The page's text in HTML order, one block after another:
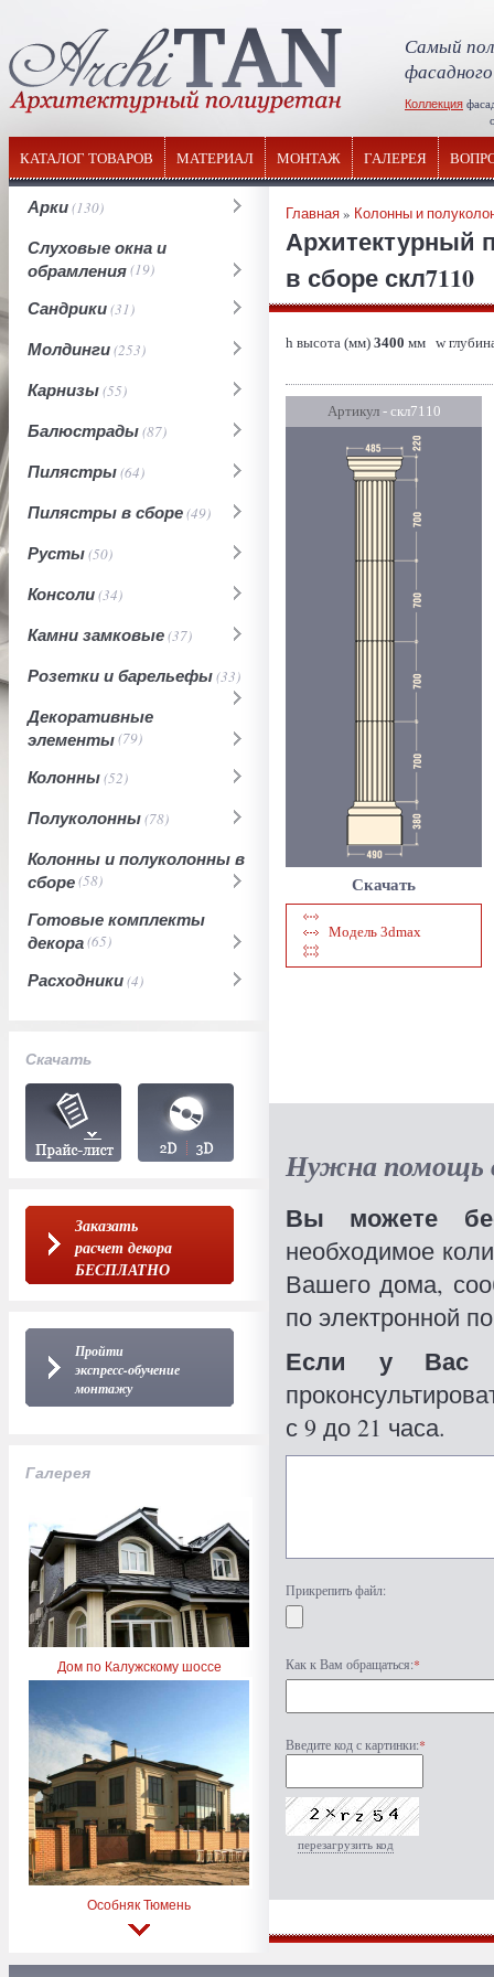
Самый
Коллекция
КАТАЛОГ ТОВАРОВ МАТЕРИАЛ МОНТАЖ ГАЛЕРЕЯ
Арки(130)
Слуховые окна и
обрамления(19)
Сандрики(31)
Молдинги(253)
Карнизы(55)
Балюстрады(87)
Пилястры(64)
Пилястры в сборе(49)
Русты(50)
Консоли(34)
Камни замковые(37)
Розетки и барельефы(33)
Декоративные
элементы(79)
Колонны(52)
Полуколонны(78)
Колонны и полуколонны в
сборе(58)
Готовые комплекты
декора(65)
Расходники(4)
Скачать
Заказать
расчет декора
БЕСПЛАТНО
Пройти
экспресс-обучение
монтажу
Галерея
Дом по Калужскому шоссе
Особняк Тюмень
Главная» Колонны и
Архитектурный
в сборе скл7110
h высота (мм) 3400 мм w
Артикул- скл7110
Скачать
Модель 3dmax
Нужна помощь
Вы можете
необходимое
Вашего дома,
по электронной
Если у Вас
с 9 до 21 часа.
Прикрепить файл:
Как к Вам обращаться:*
Введите код с картинки:*
перезагрузить код